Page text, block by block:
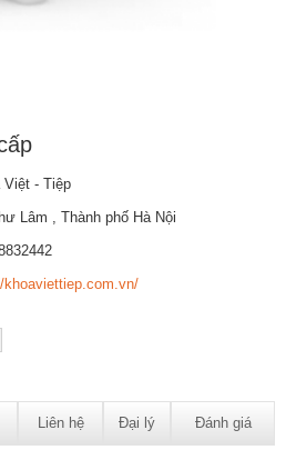
Việt - Tiệp
Lâm , Thành phố Hà Nội
khoaviettiep.com.vn/
Liên hệ Đại lý Đánh giá